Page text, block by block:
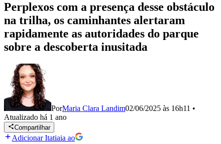
Perplexos com a presença desse obstáculo
na trilha, os caminhantes alertaram
rapidamente as autoridades do parque
sobre a descoberta inusitada
PorMaria Clara Landim02/06/2025 às 16h11 •
Atualizado há 1 ano
Compartilhar
Adicionar Itatiaia ao